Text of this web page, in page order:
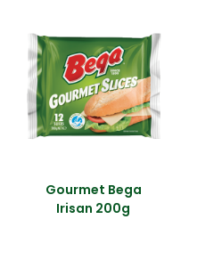
Gourmet Bega
Irisan 200g